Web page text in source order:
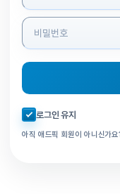
자동로그인 체크
로그인 유지
아직 애드픽 회원이 아니신가요